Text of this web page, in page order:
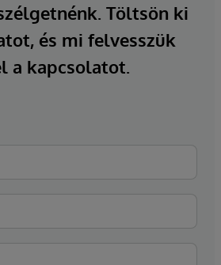
Töltsön ki
és mi felvesszük
a kapcsolatot.